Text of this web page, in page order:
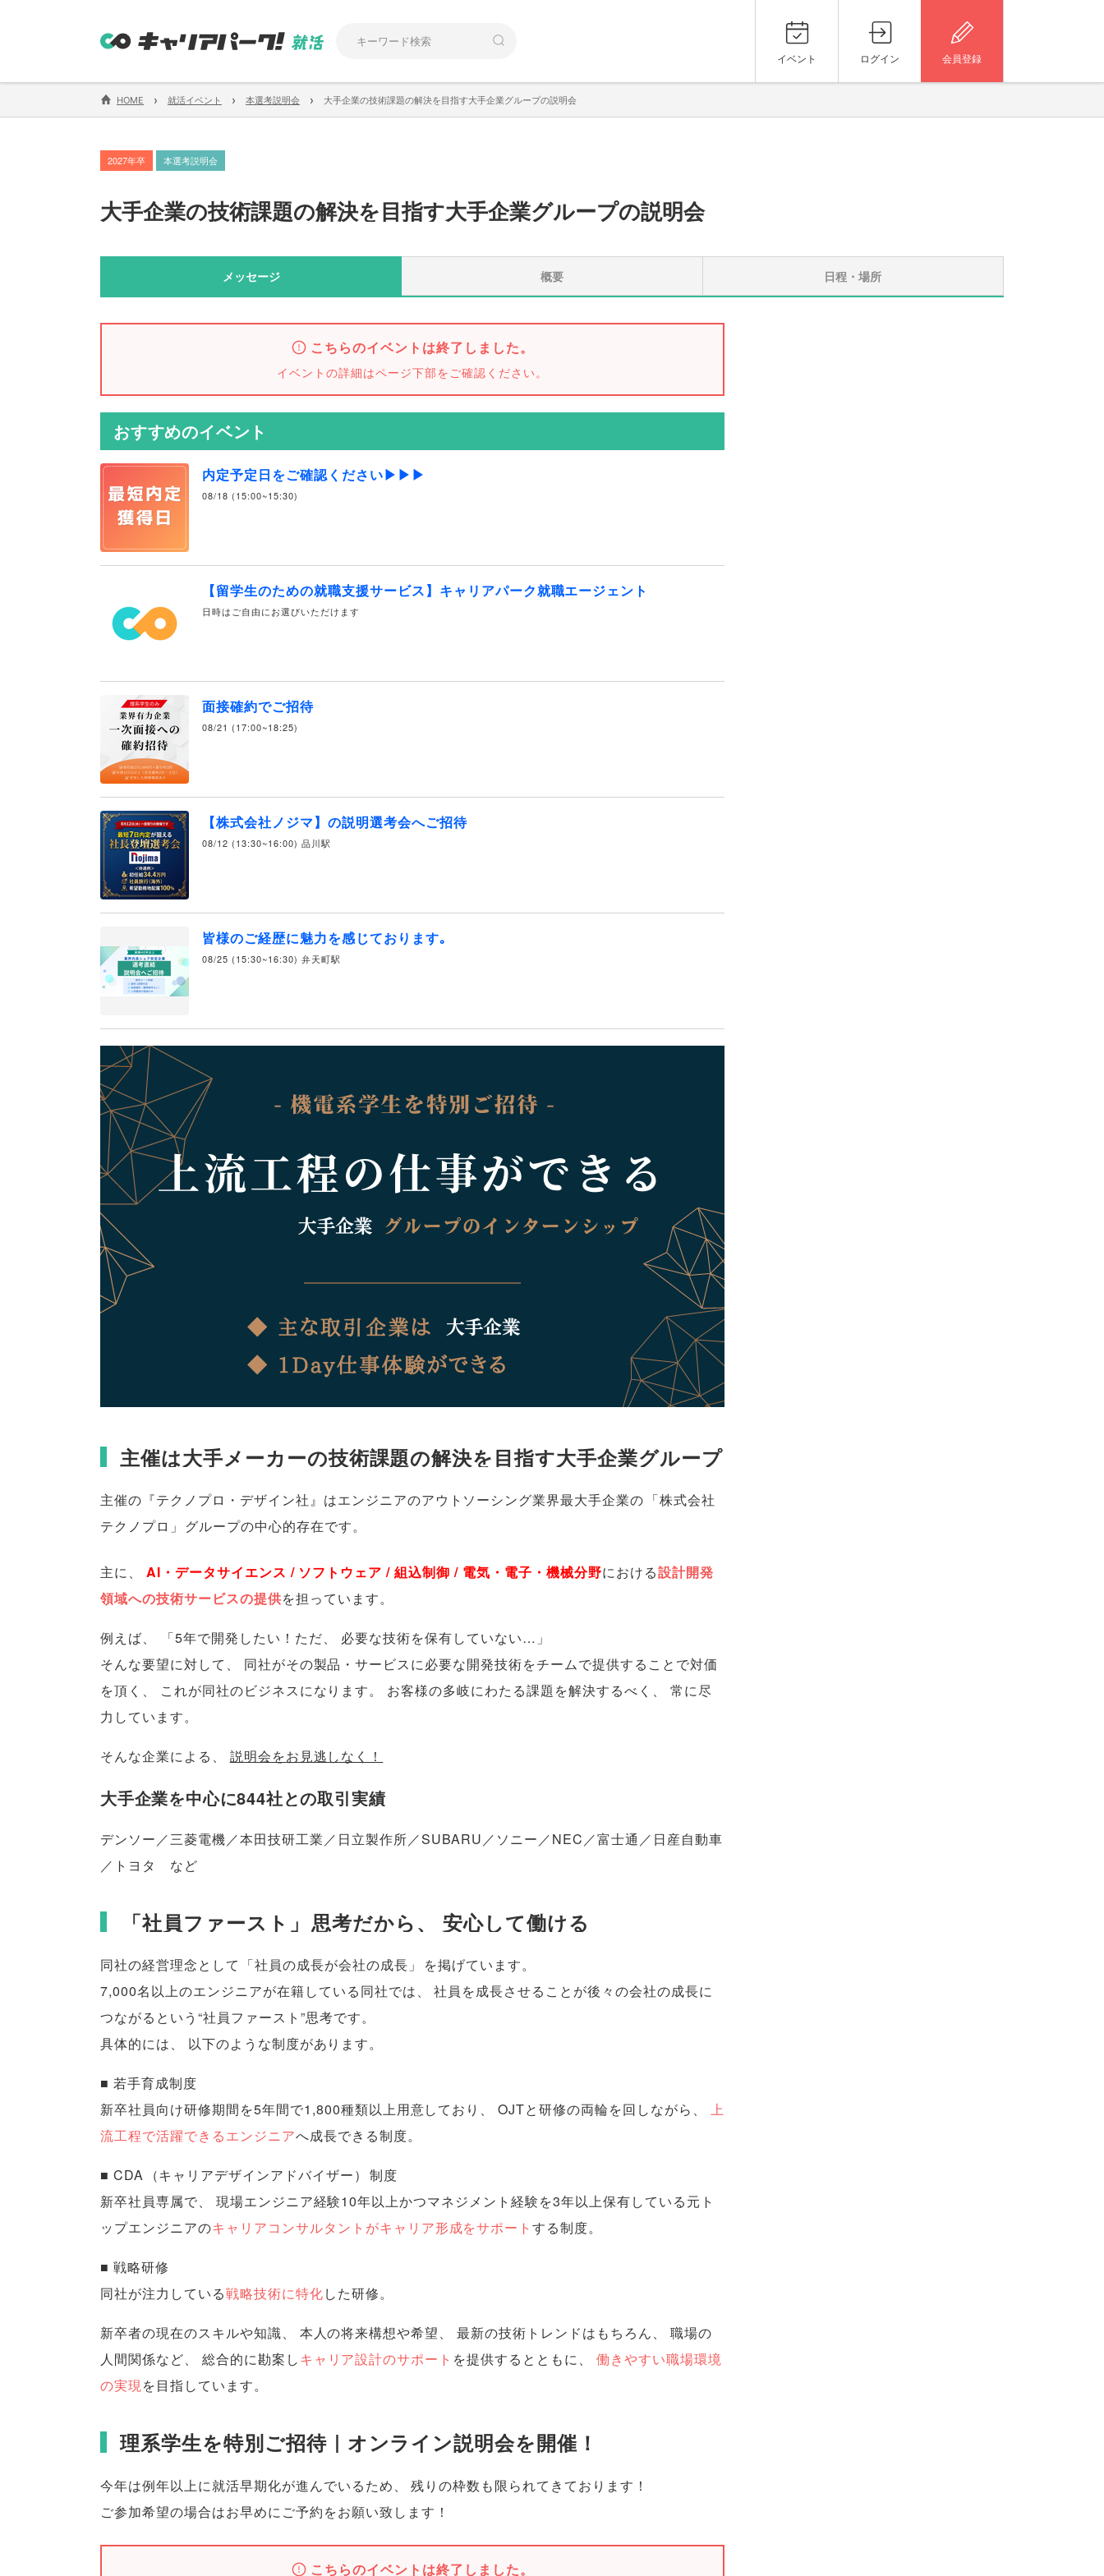
イベント ログイン 会員登録
HOME › 就活イベント › 本選考説明会 › 大手企業の技術課題の解決を目指す大手企業グループの説明会
2027年卒 本選考説明会
大手企業の技術課題の解決を目指す大手企業グループの説明会
メッセージ 概要 日程・場所
こちらのイベントは終了しました。
イベントの詳細はページ下部をご確認ください。
おすすめのイベント
内定予定日をご確認ください▶▶▶
08/18 (15:00~15:30)
【留学生のための就職支援サービス】キャリアパーク就職エージェント
日時はご自由にお選びいただけます
面接確約でご招待
08/21 (17:00~18:25)
【株式会社ノジマ】の説明選考会へご招待
08/12 (13:30~16:00) 品川駅
皆様のご経歴に魅力を感じております｡
08/25 (15:30~16:30) 弁天町駅
主催は大手メーカーの技術課題の解決を目指す大手企業グループ
主催の『テクノプロ・デザイン社』はエンジニアのアウトソーシング業界最大手企業の 「株式会社
テクノプロ 」 グループの中心的存在です。
主に、 AI・データサイエンス / ソフトウェア / 組込制御 / 電気・電子・機械分野における設計開発
領域への技術サービスの提供を担っています。
例えば、 「5年で開発したい！ただ、 必要な技術を保有していない… 」
そんな要望に対して 、
同社がその製品・サービスに必要な開発技術をチームで提供することで対価
を頂く 、 これが同社のビジネスになります。 お客様の多岐にわたる課題を解決するべく 、
常に尽
力しています。
そんな企業による 、 説明会をお見逃しなく！
大手企業を中心に844社との取引実績
デンソー／三菱電機／本田技研工業／日立製作所／SUBARU／ソニー／NEC／富士通／日産自動車
／トヨタ など
「社員ファースト 」 思考だから、 安心して働ける
同社の経営理念として 「社員の成長が会社の成長 」 を掲げています。
7,000名以上のエンジニアが在籍している同社では、
社員を成長させることが後々の会社の成長に
つながるという“社員ファースト”思考です。
具体的には、 以下のような制度があります。
■ 若手育成制度
新卒社員向け研修期間を5年間で1,800種類以上用意しており 、 OJTと研修の両輪を回しながら 、
上
流工程で活躍できるエンジニアへ成長できる制度。
■ CDA （キャリアデザインアドバイザー） 制度
新卒社員専属で、
現場エンジニア経験10年以上かつマネジメント経験を3年以上保有している元ト
ップエンジニアのキャリアコンサルタントがキャリア形成をサポートする制度。
■ 戦略研修
同社が注力している戦略技術に特化した研修。
新卒者の現在のスキルや知識、 本人の将来構想や希望、 最新の技術トレンドはもちろん、
職場の
人間関係など、 総合的に勘案しキャリア設計のサポート を提供するとともに、
働きやすい職場環境
の実現を目指しています。
理系学生を特別ご招待｜オンライン説明会を開催！
今年は例年以上に就活早期化が進んでいるため、
残りの枠数も限られてきております！
ご参加希望の場合はお早めにご予約をお願い致します！
こちらのイベントは終了しました。